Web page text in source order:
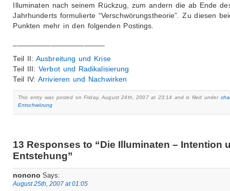
Illuminaten nach seinem Rückzug, zum andern die ab Ende
Jahrhunderts formulierte “Verschwörungstheorie”. Zu diesen
Punkten mehr in den folgenden Postings.
Teil II: Ausbreitung und Krise
Teil III:Verbot und Radikalisierung
Teil IV: Arrivieren und Nachwirken
This entry was posted on Friday, August 24th, 2007 at 23:14 and is filed under
Entschwörung
13 Responses to “Die Illuminaten – Intention
Entstehung”
nonono Says:
August 25th, 2007 at 01:05